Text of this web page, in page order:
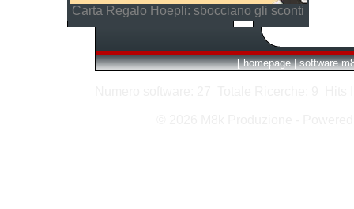
Carta Regalo Hoepli: sbocciano gli sconti
[ homepage | software